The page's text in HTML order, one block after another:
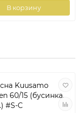
В корзину